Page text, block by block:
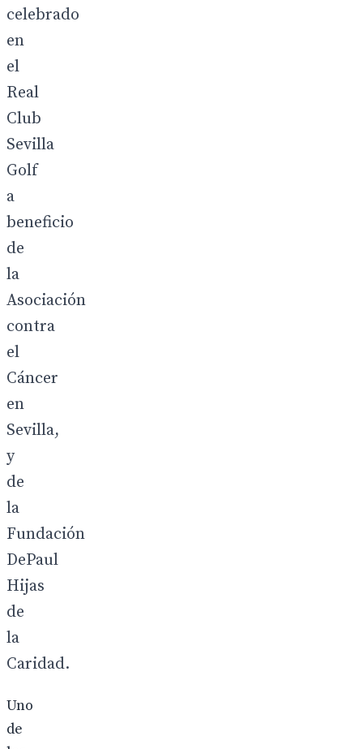
celebrado
en
el
Real
Club
Sevilla
Golf
a
beneficio
de
la
Asociación
contra
el
Cáncer
en
Sevilla,
y
de
la
Fundación
DePaul
Hijas
de
la
Caridad.
Uno
de